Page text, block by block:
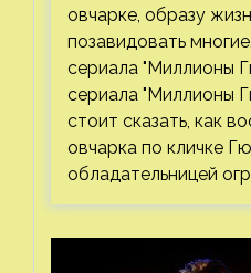
овчарке, образу
позавидовать
сериала "Миллионы
сериала "Миллионы
стоит сказать, как
овчарка по кличке
обладательницей